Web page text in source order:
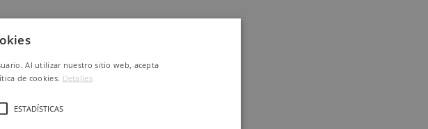
Al utilizar nuestro sitio web, acepta
de cookies. Detalles
ESTADÍSTICAS